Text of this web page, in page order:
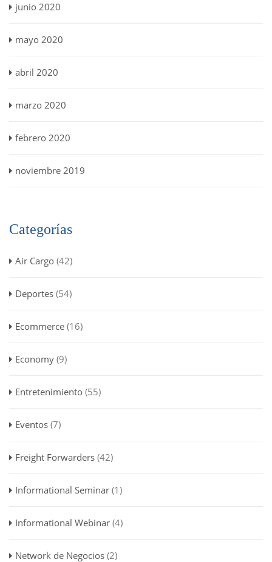
junio 2020
mayo 2020
abril 2020
marzo 2020
febrero 2020
noviembre 2019
Categorías
Air Cargo (42)
Deportes (54)
Ecommerce (16)
Economy (9)
Entretenimiento (55)
Eventos (7)
Freight Forwarders (42)
Informational Seminar (1)
Informational Webinar (4)
Network de Negocios (2)